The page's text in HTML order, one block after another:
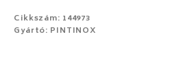
Cikkszám: 144973
Gyártó: PINTINOX